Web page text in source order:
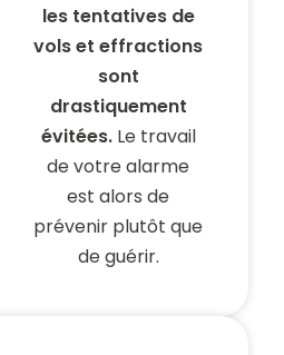
les tentatives de
vols et effractions
sont
drastiquement
évitées.Le travail
de votre alarme
est alors de
prévenir plutôt que
de guérir.